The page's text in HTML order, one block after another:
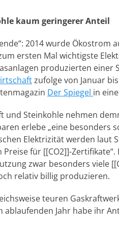
kaum geringerer Anteil
2014 wurde
ersten Mal wichtigste
produzierten einer
zufolge von Januar
Der Spiegel in
und Steinkohle nehmen
erlebe „eine besonders
Elektrizität werden laut
Preise für [[CO2]]-
zwar besonders viele
relativ billig produzieren.
teuren
ablaufenden Jahr habe ihr